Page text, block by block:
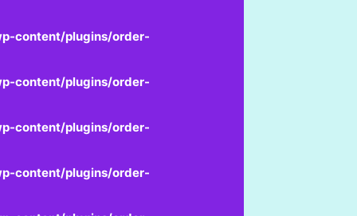
content/plugins/order-
content/plugins/order-
content/plugins/order-
content/plugins/order-